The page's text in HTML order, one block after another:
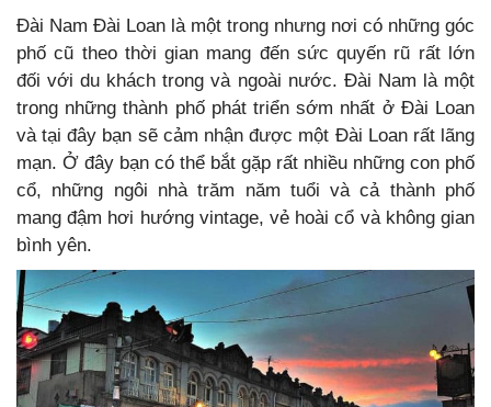
Đài Nam Đài Loan là một trong nhưng nơi có những góc
phố cũ theo thời gian mang đến sức quyến rũ rất lớn
đối với du khách trong và ngoài nước. Đài Nam là một
trong những thành phố phát triển sớm nhất ở Đài Loan
và tại đây bạn sẽ cảm nhận được một Đài Loan rất lãng
mạn. Ở đây bạn có thể bắt gặp rất nhiều những con phố
cổ, những ngôi nhà trăm năm tuổi và cả thành phố
mang đậm hơi hướng vintage, vẻ hoài cổ và không gian
bình yên.